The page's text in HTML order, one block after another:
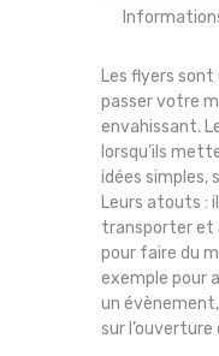
Les flyers
passer votre
envahissant.
lorsqu’ils
idées simples,
Leurs atouts :
transporter et
pour faire du
exemple pour
un
sur